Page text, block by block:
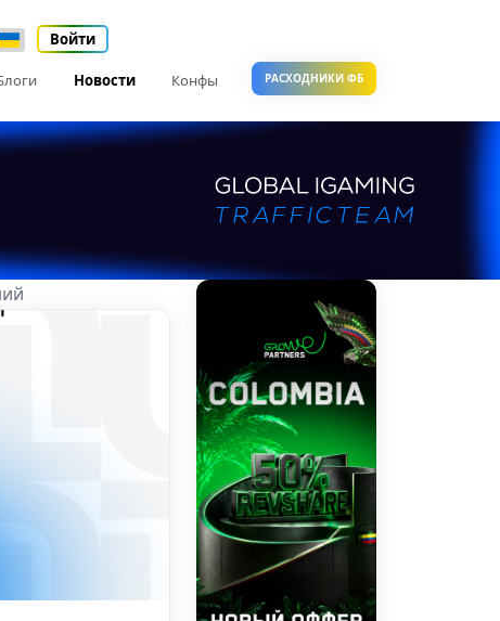
Войти
Новости Конфы РАСХОДНИКИ ФБ